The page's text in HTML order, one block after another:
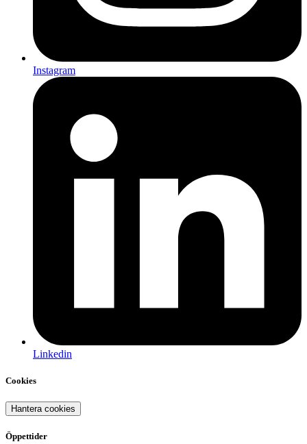
Instagram
Linkedin
Cookies
Hantera cookies
Öppettider